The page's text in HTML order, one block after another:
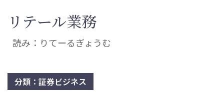
リテール業務
読み：りてーるぎょうむ
分類：証券ビジネス